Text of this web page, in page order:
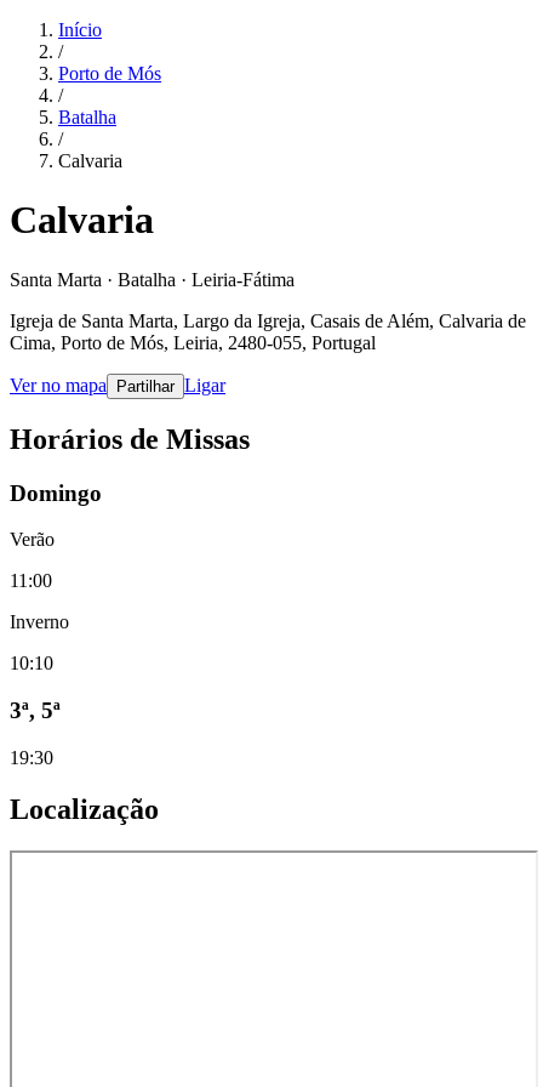
Início
/
Porto de Mós
/
Batalha
/
Calvaria
Calvaria
Santa Marta · Batalha · Leiria-Fátima
Igreja de Santa Marta, Largo da Igreja, Casais de Além, Calvaria de
Cima, Porto de Mós, Leiria, 2480-055, Portugal
Ver no mapa Partilhar Ligar
Horários de Missas
Domingo
Verão
11:00
Inverno
10:10
3ª, 5ª
19:30
Localização